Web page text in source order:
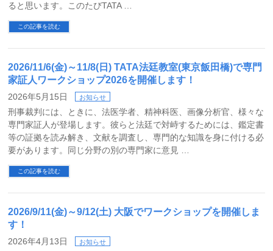
ると思います。このたびTATA …
この記事を読む
2026/11/6(金)～11/8(日) TATA法廷教室(東京飯田橋)で専門
家証人ワークショップ2026を開催します！
2026年5月15日 お知らせ
刑事裁判には、ときに、法医学者、精神科医、画像分析官、様々な
専門家証人が登場します。彼らと法廷で対峙するためには、鑑定書
等の証拠を読み解き、文献を調査し、専門的な知識を身に付ける必
要があります。同じ分野の別の専門家に意見 …
この記事を読む
2026/9/11(金)～9/12(土) 大阪でワークショップを開催しま
す！
2026年4月13日 お知らせ